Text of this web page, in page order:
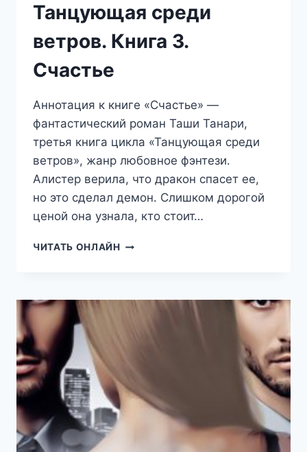
Танцующая среди
ветров. Книга 3.
Счастье
Аннотация к книге «Счастье» —
фантастический роман Таши Танари,
третья книга цикла «Танцующая среди
ветров», жанр любовное фэнтези.
Алистер верила, что дракон спасет ее,
но это сделал демон. Слишком дорогой
ценой она узнала, кто стоит…
ЧИТАТЬ ОНЛАЙН ТАНЦУЮЩАЯ
3.